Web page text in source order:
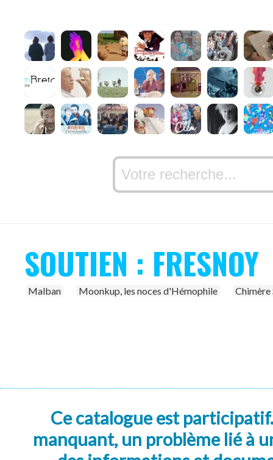
SOUTIEN : FRESNOY
Malban Moonkup, les noces d'Hémophile Chimère
Ce catalogue est
manquant, un problème lié à